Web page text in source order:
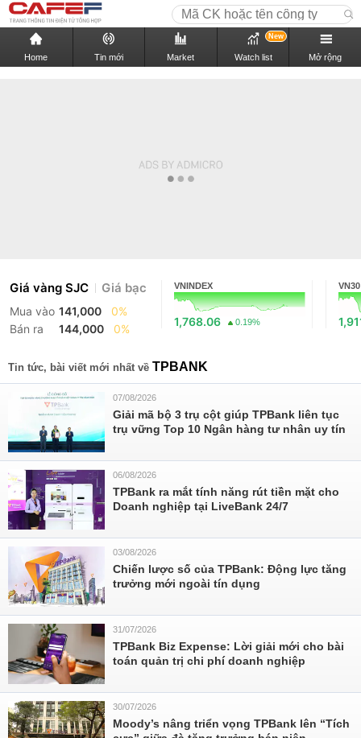
Home Tin mới Market Watch list
New
Mở rộng
Giá vàng SJC Giá bạc
Mua vào 141,000
0%
Bán ra
144,000 0%
VNINDEX
1,768.06 0.19%
VN30
Tin tức, bài viết mới nhất về TPBANK
07/08/2026
Giải mã bộ 3 trụ cột giúp TPBank liên tục
trụ vững Top 10 Ngân hàng tư nhân uy tín
06/08/2026
TPBank ra mắt tính năng rút tiền mặt cho
Doanh nghiệp tại LiveBank 24/7
03/08/2026
Chiến lược số của TPBank: Động lực tăng
trưởng mới ngoài tín dụng
31/07/2026
TPBank Biz Expense: Lời giải mới cho bài
toán quản trị chi phí doanh nghiệp
30/07/2026
Moody’s nâng triển vọng TPBank lên “Tích